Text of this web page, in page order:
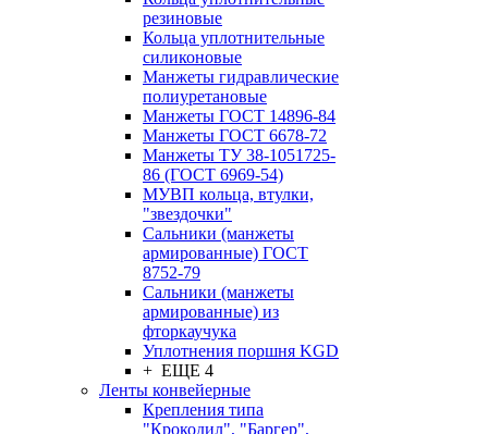
резиновые
Кольца уплотнительные
силиконовые
Манжеты гидравлические
полиуретановые
Манжеты ГОСТ 14896-84
Манжеты ГОСТ 6678-72
Манжеты ТУ 38-1051725-
86 (ГОСТ 6969-54)
МУВП кольца, втулки,
"звездочки"
Сальники (манжеты
армированные) ГОСТ
8752-79
Сальники (манжеты
армированные) из
фторкаучука
Уплотнения поршня KGD
+ ЕЩЕ 4
Ленты конвейерные
Крепления типа
"Крокодил", "Баргер",